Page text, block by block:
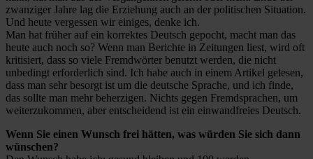
zwanziger Jahre lag die Erziehung auch an der politischen Situation.
Und heute vergessen wir einiges, denke ich.
Man hat früher auf ein korrektes Deutsch gepocht, macht man das
heute auch noch so? Wenn man Berichte in Zeitungen liest, wird oft
kritisiert, dass so viele Fremdwörter benutzt werden, die nicht
unbedingt erforderlich sind. Ich habe auch in einem Artikel gelesen,
dass man sehr besorgt ist um die deutsche Sprache, und ich finde,
das sollte man mehr beherzigen. Nichts gegen Fremdsprachen, um
weiterzukommen, aber entscheidend ist ein einwandfreies Deutsch.
Wenn Sie einen Wunsch frei hätten, was würden Sie sich dann
wünschen?